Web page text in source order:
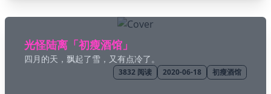
☕️ Coffee
光怪陆离「初瘦酒馆」
四月的天，飘起了雪，又有点冷了。
3832 阅读 2020-06-18 初瘦酒馆